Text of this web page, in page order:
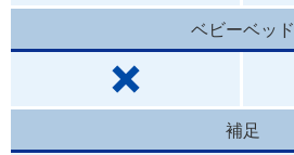
ベビーベッド
補足